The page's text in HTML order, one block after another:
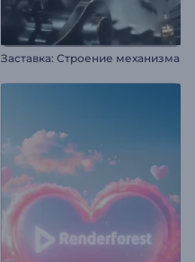
Заставка: Строение механизма